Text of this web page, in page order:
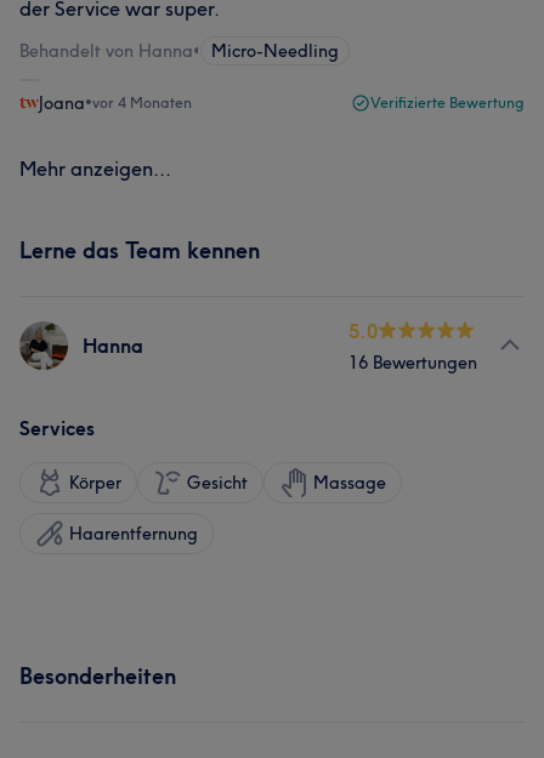
der Service war super.
Behandelt von Hanna• Micro-Needling
Joana•vor 4 Monaten Verifizierte Bewertung
Mehr anzeigen...
Lerne das Team kennen
Hanna
5.0
16 Bewertungen
Services
Körper Gesicht Massage
Haarentfernung
Besonderheiten